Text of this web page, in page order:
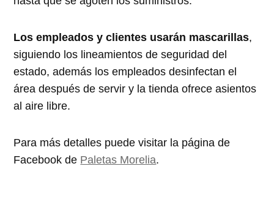
Los empleados y clientes usarán mascarillas,
siguiendo los lineamientos de seguridad del
estado, además los empleados desinfectan el
área después de servir y la tienda ofrece asientos
al aire libre.
Para más detalles puede visitar la página de
Facebook de Paletas Morelia.